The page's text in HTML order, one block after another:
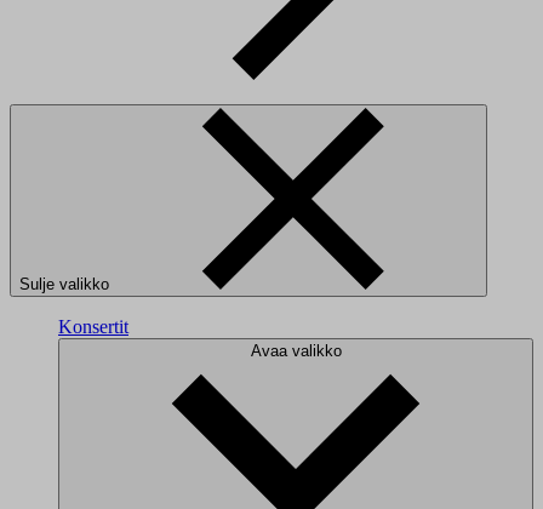
Sulje valikko
Konsertit
Avaa valikko